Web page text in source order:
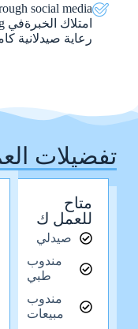
رعاية صيدلانية
تفضيلات
متاح
للعمل ك
صيدلي
مندوب
طبي
مندوب
مبيعات